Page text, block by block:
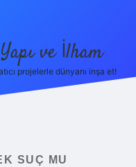
Yapı ve İlham
projelerle dünyanı inşa et!
SUÇ MU